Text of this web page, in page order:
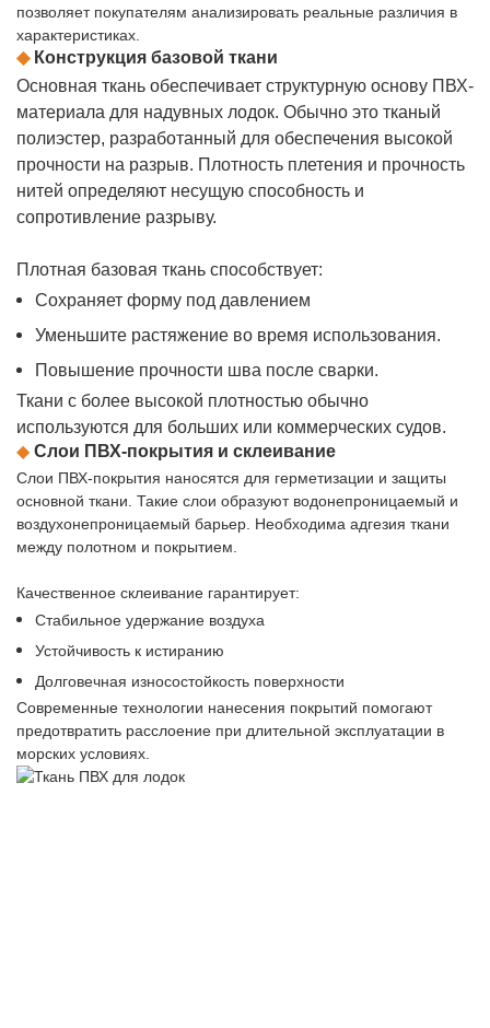
позволяет покупателям анализировать реальные различия в
характеристиках.
◆ Конструкция базовой ткани
Основная ткань обеспечивает структурную основу ПВХ-
материала для надувных лодок. Обычно это тканый
полиэстер, разработанный для обеспечения высокой
прочности на разрыв. Плотность плетения и прочность
нитей определяют несущую способность и
сопротивление разрыву.
Плотная базовая ткань способствует:
Сохраняет форму под давлением
Уменьшите растяжение во время использования.
Повышение прочности шва после сварки.
Ткани с более высокой плотностью обычно
используются для больших или коммерческих судов.
◆ Слои ПВХ-покрытия и склеивание
Слои ПВХ-покрытия наносятся для герметизации и защиты
основной ткани. Такие слои образуют водонепроницаемый и
воздухонепроницаемый барьер. Необходима адгезия ткани
между полотном и покрытием.
Качественное склеивание гарантирует:
Стабильное удержание воздуха
Устойчивость к истиранию
Долговечная износостойкость поверхности
Современные технологии нанесения покрытий помогают
предотвратить расслоение при длительной эксплуатации в
морских условиях.